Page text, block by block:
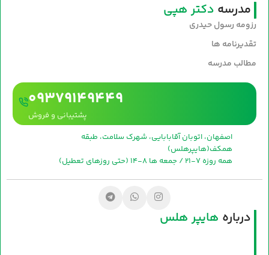
مدرسه دکتر هپی
رزومه رسول حیدری
تقدیرنامه ها
مطالب مدرسه
09379149449
پشتیبانی و فروش
اصفهان، اتوبان آقابابایی، شهرک سلامت، طبقه
همکف(هایپرهلس)
همه روزه 7-21 / جمعه ها 8-14 (حتی روزهای تعطیل)
درباره هایپر هلس